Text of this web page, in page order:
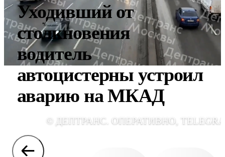
Уходивший от
столкновения
водитель
автоцистерны устроил
аварию на МКАД
© ДЕПТРАНС. ОПЕРАТИВНО,